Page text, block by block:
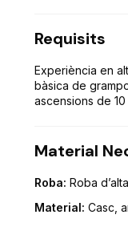
Requisits
Experiència en
bàsica de
ascensions de 10
Material
Roba: Roba
Material: Casc,